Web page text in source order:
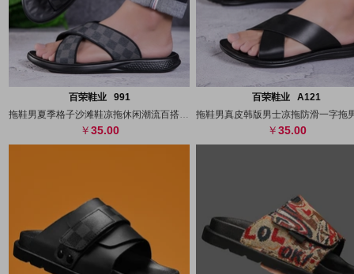
代发
百荣鞋业 991
拖鞋男夏季格子沙滩鞋凉拖休闲潮流百搭凉鞋
35.00
代发
百荣鞋业 A121
35.00